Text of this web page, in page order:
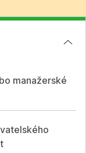
manažerské